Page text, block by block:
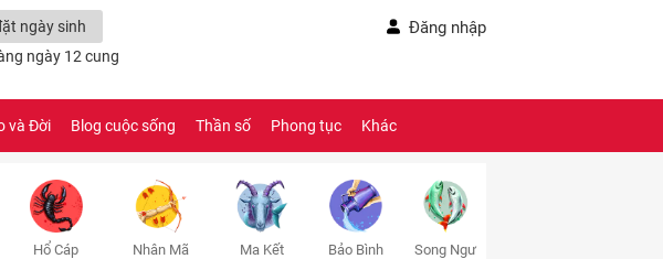
ngày sinh Đăng nhập
ngày 12 cung
và Đời Blog cuộc sống Thần số Phong tục Khác
Hổ Cáp Nhân Mã Ma Kết Bảo Bình Song Ngư